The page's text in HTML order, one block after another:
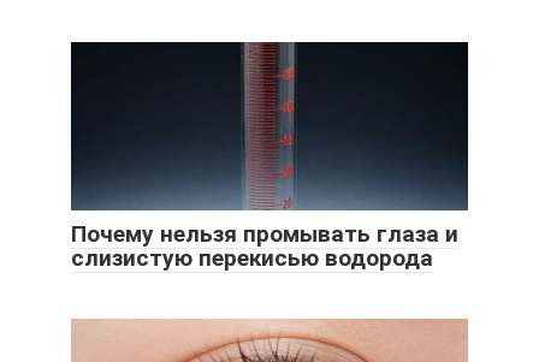
Почему нельзя промывать глаза и
слизистую перекисью водорода